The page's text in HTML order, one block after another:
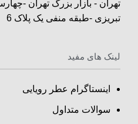
تهران - بازار بزرگ تهران -
تبریزی -طبقه منفی یک پلاک 6
لینک های مفید
اینستاگرام عطر رویایی
سوالات متداول